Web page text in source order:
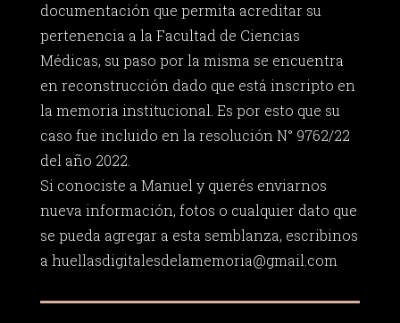
documentación que permita acreditar su
pertenencia a la Facultad de Ciencias
Médicas, su paso por la misma se encuentra
en reconstrucción dado que está inscripto en
la memoria institucional. Es por esto que su
caso fue incluido en la resolución N° 9762/22
del año 2022.
Si conociste a Manuel y querés enviarnos
nueva información, fotos o cualquier dato que
se pueda agregar a esta semblanza, escribinos
a huellasdigitalesdelamemoria@gmail.com